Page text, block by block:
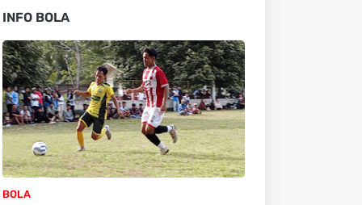
INFO BOLA
BOLA